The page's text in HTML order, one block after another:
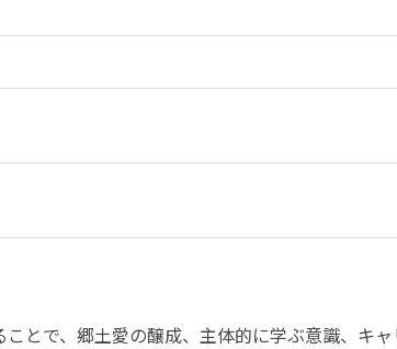
とで、郷土愛の醸成、主体的に学ぶ意識、キ